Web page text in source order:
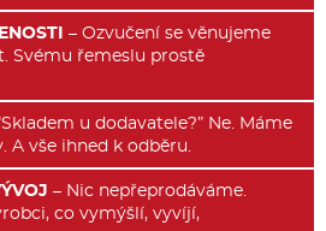
– Ozvučení se věnujeme
Svému řemeslu prostě
u dodavatele?” Ne. Máme
A vše ihned k odběru.
– Nic nepřeprodáváme.
co vymýšlí, vyvíjí,